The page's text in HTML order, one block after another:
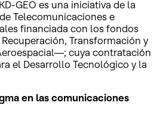
GEO es una iniciativa de la
Telecomunicaciones e
financiada con los fondos
Transformación y
cuya contratación
el Desarrollo Tecnológico y la
en las comunicaciones